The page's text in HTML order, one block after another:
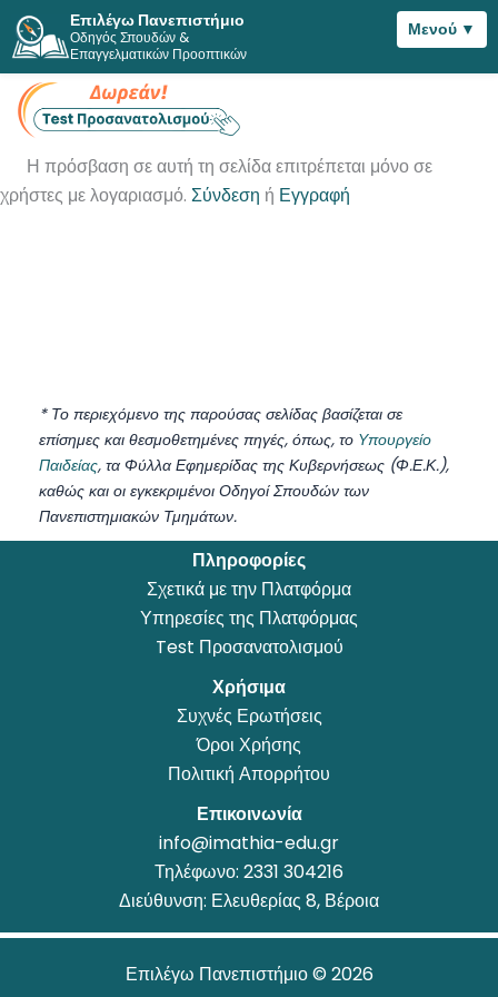
Μετάβαση
στο
περιεχόμενο
Η πρόσβαση σε αυτή τη σελίδα επιτρέπεται μόνο σε
χρήστες με λογαριασμό. Σύνδεση ή Εγγραφή
* Το περιεχόμενο της παρούσας σελίδας βασίζεται σε
επίσημες και θεσμοθετημένες πηγές, όπως, το Υπουργείο
Παιδείας, τα Φύλλα Εφημερίδας της Κυβερνήσεως (Φ.Ε.Κ.),
καθώς και οι εγκεκριμένοι Οδηγοί Σπουδών των
Πανεπιστημιακών Τμημάτων.
Πληροφορίες
Σχετικά με την Πλατφόρμα
Υπηρεσίες της Πλατφόρμας
Test Προσανατολισμού
Χρήσιμα
Συχνές Ερωτήσεις
Όροι Χρήσης
Πολιτική Απορρήτου
Επικοινωνία
info@imathia-edu.gr
Τηλέφωνο: 2331 304216
Διεύθυνση: Ελευθερίας 8, Βέροια
Επιλέγω Πανεπιστήμιο © 2026
Επιλέγω Πανεπιστήμιο
Οδηγός Σπουδών &
Επαγγελματικών Προοπτικών
Μενού ▼